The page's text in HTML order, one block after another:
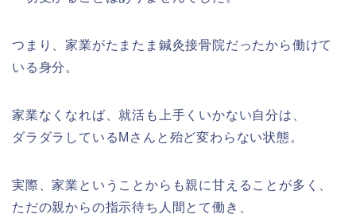
つまり、家業がたまたま鍼灸接骨院だったから働けて
いる身分。
家業なくなれば、就活も上手くいかない自分は、
ダラダラしているMさんと殆ど変わらない状態。
実際、家業ということからも親に甘えることが多く、
ただの親からの指示待ち人間とて働き、